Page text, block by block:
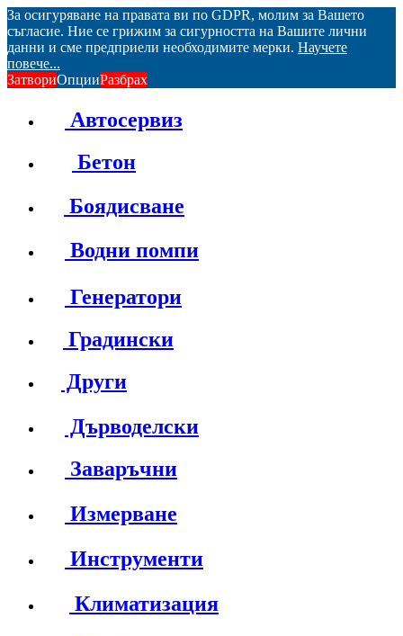
За осигуряване на правата ви по GDPR, молим за Вашето
съгласие. Ние се грижим за сигурността на Вашите лични
данни и сме предприели необходимите мерки. Научете
повече...
ЗатвориОпцииРазбрах
Автосервиз
Бетон
Боядисване
Водни помпи
Генератори
Градински
Други
Дърводелски
Заваръчни
Измерване
Инструменти
Климатизация